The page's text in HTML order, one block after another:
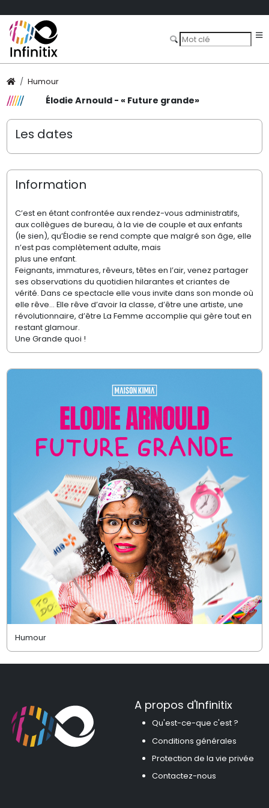
Humour
Élodie Arnould - « Future grande»
Les dates
Information
C’est en étant confrontée aux rendez-vous administratifs,
aux collègues de bureau, à la vie de couple et aux enfants
(le sien), qu’Élodie se rend compte que malgré son âge, elle
n’est pas complètement adulte, mais
plus une enfant.
Feignants, immatures, rêveurs, têtes en l’air, venez partager
ses observations du quotidien hilarantes et criantes de
vérité. Dans ce spectacle elle vous invite dans son monde où
elle rêve… Elle rêve d’avoir la classe, d’être une artiste, une
révolutionnaire, d’être La Femme accomplie qui gère tout en
restant glamour.
Une Grande quoi !
Humour
A propos d'Infinitix
Qu'est-ce-que c'est ?
Conditions générales
Protection de la vie privée
Contactez-nous